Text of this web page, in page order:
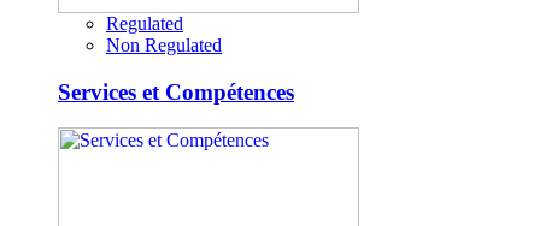
Regulated
Non Regulated
Services et Compétences